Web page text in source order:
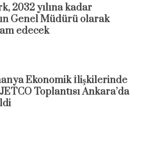
2032 yılına kadar
Genel Müdürü olarak
edecek
Ekonomik İlişkilerinde
Toplantısı Ankara’da